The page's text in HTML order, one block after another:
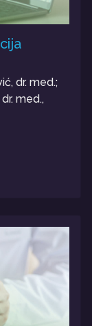
dr. med.;
med.,